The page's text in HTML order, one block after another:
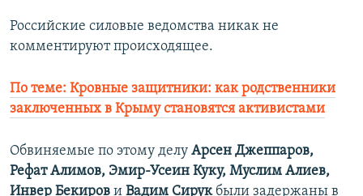
Российские силовые ведомства никак не
комментируют происходящее.
По теме: Кровные защитники: как родственники
заключенных в Крыму становятся активистами
Обвиняемые по этому делу Арсен Джеппаров,
Рефат Алимов, Эмир-Усеин Куку, Муслим Алиев,
Инвер Бекиров и Вадим Сирукбыли задержаны в